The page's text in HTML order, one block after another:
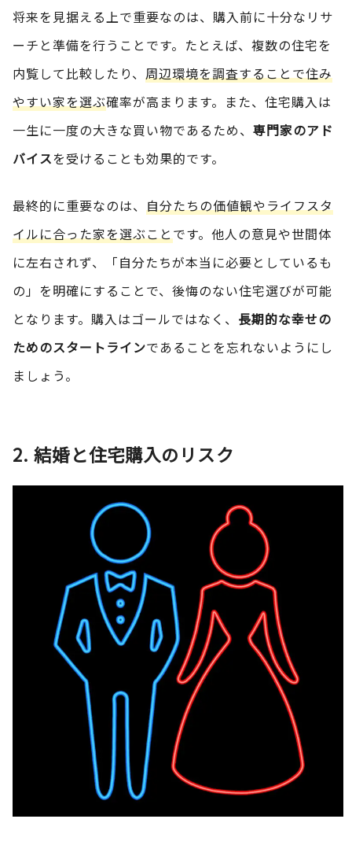
将来を見据える上で重要なのは、購入前に十分なリサ
ーチと準備を行うことです。たとえば、複数の住宅を
内覧して比較したり、 周辺環境を調査することで住み
やすい家を選ぶ確率が高まります。また、住宅購入は
一生に一度の大きな買い物であるため、 専門家のアド
バイスを受けることも効果的です。
最終的に重要なのは、 自分たちの価値観やライフスタ
イルに合った家を選ぶことです。他人の意見や世間体
に左右されず、「自分たちが本当に必要としているも
の」を明確にすることで、後悔のない住宅選びが可能
となります。購入はゴールではなく、 長期的な幸せの
ためのスタートラインであることを忘れないようにし
ましょう。
2. 結婚と住宅購入のリスク